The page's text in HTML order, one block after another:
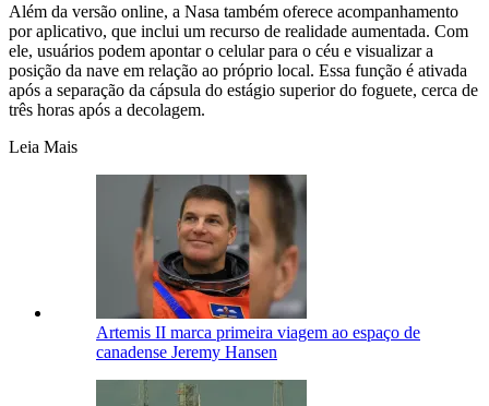
Além da versão online, a Nasa também oferece acompanhamento
por aplicativo, que inclui um recurso de realidade aumentada. Com
ele, usuários podem apontar o celular para o céu e visualizar a
posição da nave em relação ao próprio local. Essa função é ativada
após a separação da cápsula do estágio superior do foguete, cerca de
três horas após a decolagem.
Leia Mais
Artemis II marca primeira viagem ao espaço de
canadense Jeremy Hansen